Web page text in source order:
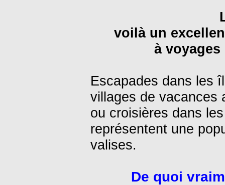
voilà un
à
Escapades dans les
villages de vacances
ou croisières dans
représentent une
valises.
De quoi